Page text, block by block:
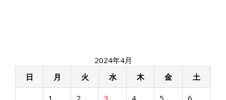
2024年4月
日
月 火 水 木 金 土
1 2 3 4 5 6